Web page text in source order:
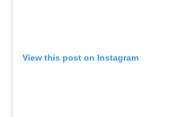
View this post on Instagram